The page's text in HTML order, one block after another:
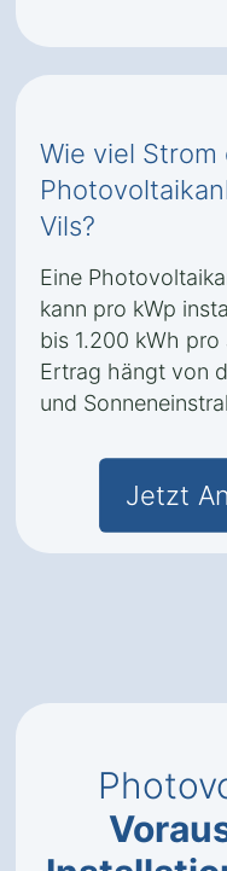
Wie viel
Vils?
Eine
kann pro kWp
bis 1.200 kWh
Ertrag hängt von
und
Jetzt